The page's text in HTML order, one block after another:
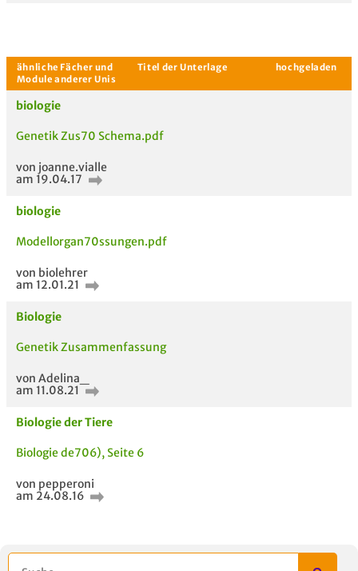
Aktuelle Gespräche
Neues Thema
ähnliche Fächer und
Module anderer Unis
biologie
Genetik Zus70 Schema.pdf
von joanne.vialle
am 19.04.17
biologie
Modellorgan70ssungen.pdf
von biolehrer
am 12.01.21
Biologie
Genetik Zusammenfassung
von Adelina_
am 11.08.21
Biologie der Tiere
Biologie de706), Seite 6
von pepperoni
am 24.08.16